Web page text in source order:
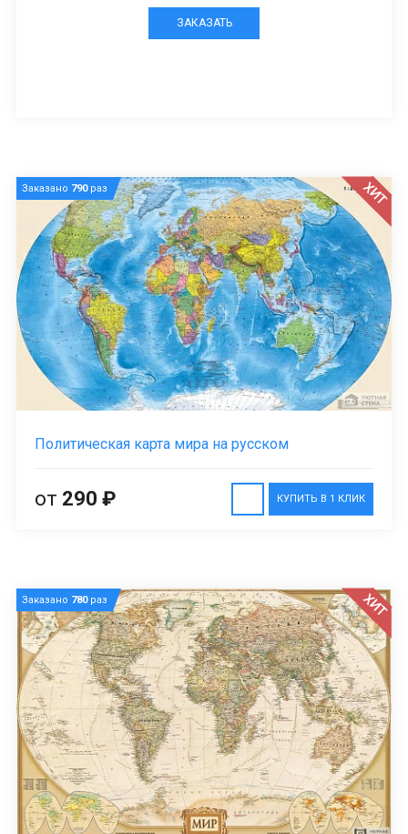
ЗАКАЗАТЬ
Заказано 790раз ХИТ
Политическая карта мира на русском
КУПИТЬ В 1 КЛИК
от 290 ₽
Заказано 780раз ХИТ